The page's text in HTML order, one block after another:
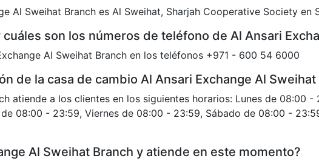
Al Sweihat Branch es Al Sweihat, Sharjah Cooperative Society en
son los números de teléfono de Al Ansari
Al Sweihat Branch en los teléfonos +971 - 600 54 6000
de la casa de cambio Al Ansari Exchange Al Sweihat
atiende a los clientes en los siguientes horarios: Lunes de 08:00
08:00 - 23:59, Viernes de 08:00 - 23:59, Sábado de 08:00 -
Al Sweihat Branch y atiende en este momento?